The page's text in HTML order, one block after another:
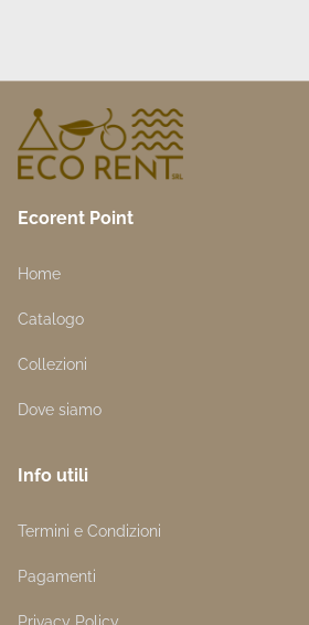
Ecorent Point
Home
Catalogo
Collezioni
Dove siamo
Info utili
Termini e Condizioni
Pagamenti